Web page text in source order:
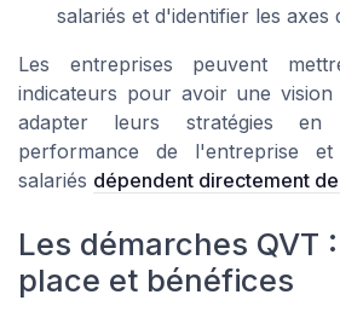
salariés et d'identifier les axes
Les entreprises peuvent
indicateurs pour avoir une
adapter leurs stratégies en
performance de l'entreprise
salariés dépendent directement
Les démarches QVT
place et bénéfices